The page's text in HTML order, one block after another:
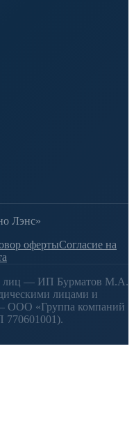
Лэнс»
офертыСогласие на
лиц — ИП Бурматов М.А.
лицами и
ООО «Группа компаний